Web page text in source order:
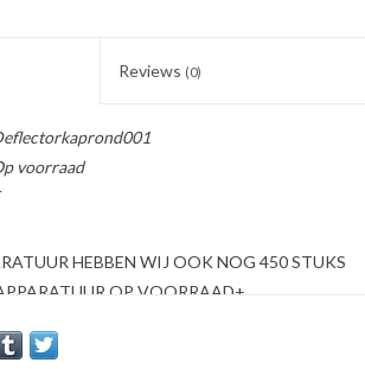
Reviews (0)
voorraad
HEBBEN WIJ OOK NOG 450 STUKS
OP VOORRAAD+